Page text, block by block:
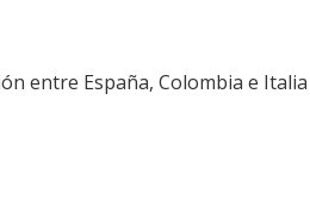
entre España, Colombia e Italia